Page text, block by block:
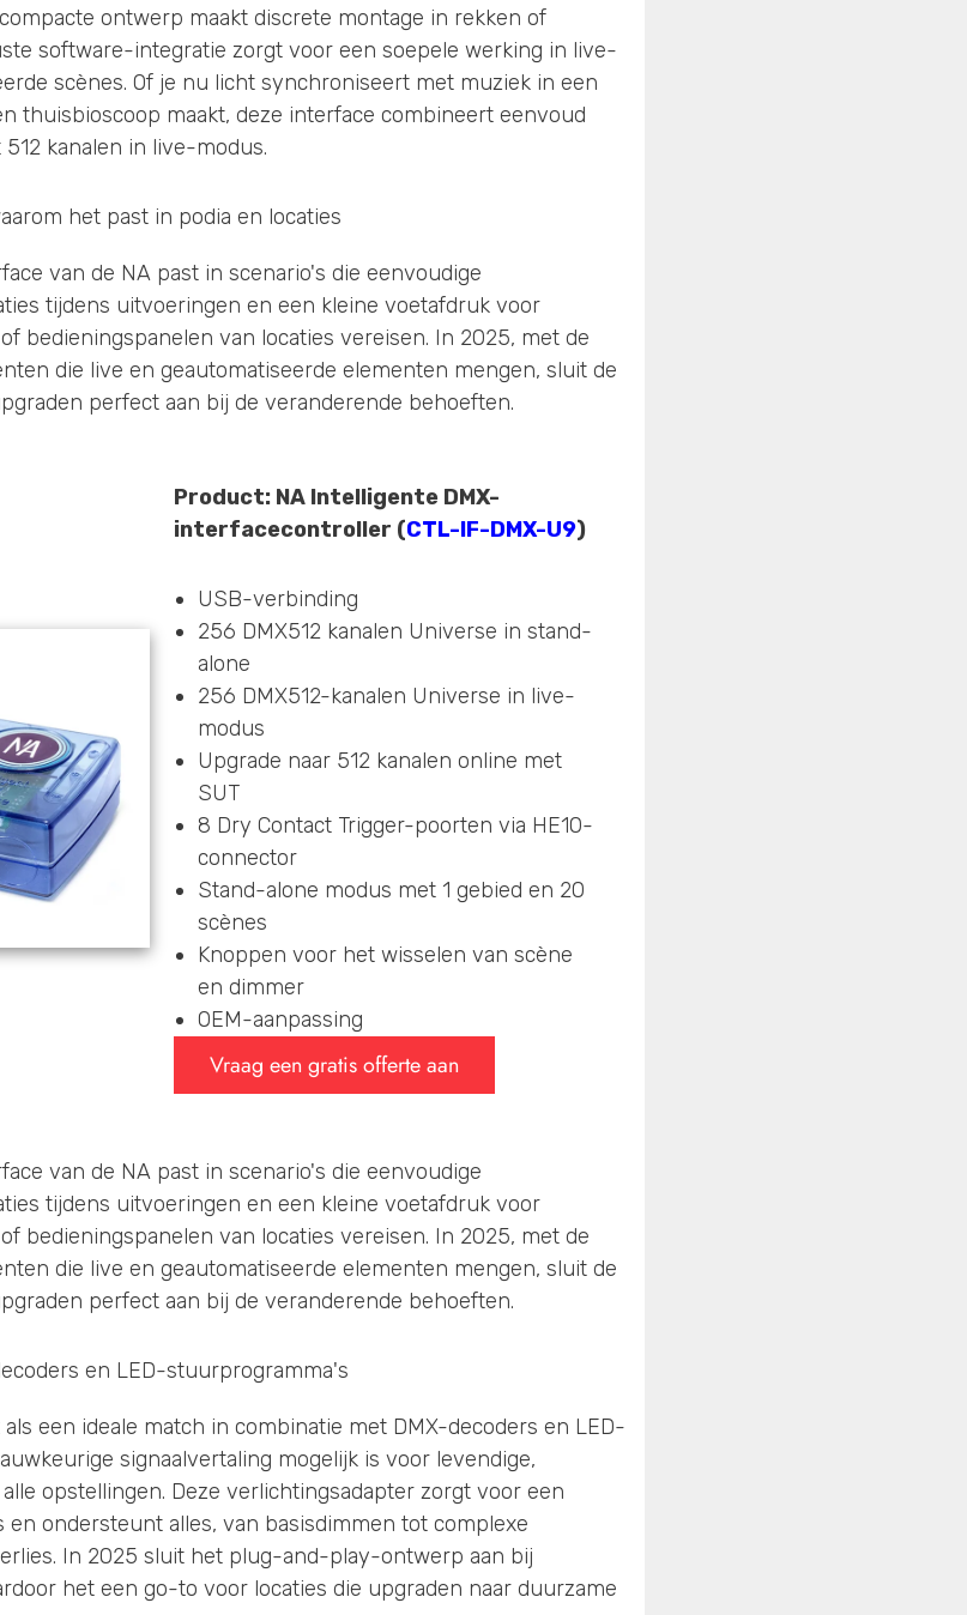
ontwerp maakt discrete montage in rekken of
software-integratie zorgt voor een soepele werking in live-
scènes. Of je nu licht synchroniseert met muziek in een
thuisbioscoop maakt, deze interface combineert eenvoud
kanalen in live-modus.
het past in podia en locaties
van de NA past in scenario's die eenvoudige
tijdens uitvoeringen en een kleine voetafdruk voor
bedieningspanelen van locaties vereisen. In 2025, met de
die live en geautomatiseerde elementen mengen, sluit de
perfect aan bij de veranderende behoeften.
Product: NA Intelligente DMX-
interfacecontroller (CTL-IF-DMX-U9)
USB-verbinding
256 DMX512 kanalen Universe in stand-
alone
256 DMX512-kanalen Universe in live-
modus
Upgrade naar 512 kanalen online met
SUT
8 Dry Contact Trigger-poorten via HE10-
connector
Stand-alone modus met 1 gebied en 20
scènes
Knoppen voor het wisselen van scène
en dimmer
OEM-aanpassing
Vraag een gratis offerte aan
van de NA past in scenario's die eenvoudige
tijdens uitvoeringen en een kleine voetafdruk voor
bedieningspanelen van locaties vereisen. In 2025, met de
die live en geautomatiseerde elementen mengen, sluit de
perfect aan bij de veranderende behoeften.
en LED-stuurprogramma's
een ideale match in combinatie met DMX-decoders en LED-
signaalvertaling mogelijk is voor levendige,
opstellingen. Deze verlichtingsadapter zorgt voor een
ondersteunt alles, van basisdimmen tot complexe
In 2025 sluit het plug-and-play-ontwerp aan bij
het een go-to voor locaties die upgraden naar duurzame